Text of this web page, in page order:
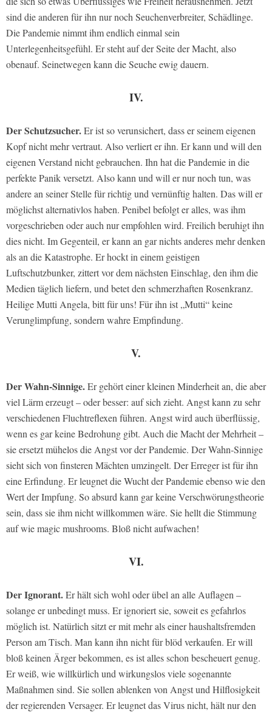
sind die anderen für ihn nur noch Seuchenverbreiter, Schädlinge.
Die Pandemie nimmt ihm endlich einmal sein
Unterlegenheitsgefühl. Er steht auf der Seite der Macht, also
obenauf. Seinetwegen kann die Seuche ewig dauern.
IV.
Der Schutzsucher.Er ist so verunsichert, dass er seinem eigenen
Kopf nicht mehr vertraut. Also verliert er ihn. Er kann und will den
eigenen Verstand nicht gebrauchen. Ihn hat die Pandemie in die
perfekte Panik versetzt. Also kann und will er nur noch tun, was
andere an seiner Stelle für richtig und vernünftig halten. Das will er
möglichst alternativlos haben. Penibel befolgt er alles, was ihm
vorgeschrieben oder auch nur empfohlen wird. Freilich beruhigt ihn
dies nicht. Im Gegenteil, er kann an gar nichts anderes mehr denken
als an die Katastrophe. Er hockt in einem geistigen
Luftschutzbunker, zittert vor dem nächsten Einschlag, den ihm die
Medien täglich liefern, und betet den schmerzhaften Rosenkranz.
Heilige Mutti Angela, bitt für uns! Für ihn ist „Mutti“ keine
Verunglimpfung, sondern wahre Empfindung.
V.
Der Wahn-Sinnige.Er gehört einer kleinen Minderheit an, die aber
viel Lärm erzeugt – oder besser: auf sich zieht. Angst kann zu sehr
verschiedenen Fluchtreflexen führen. Angst wird auch überflüssig,
wenn es gar keine Bedrohung gibt. Auch die Macht der Mehrheit –
sie ersetzt mühelos die Angst vor der Pandemie. Der Wahn-Sinnige
sieht sich von finsteren Mächten umzingelt. Der Erreger ist für ihn
eine Erfindung. Er leugnet die Wucht der Pandemie ebenso wie den
Wert der Impfung. So absurd kann gar keine Verschwörungstheorie
sein, dass sie ihm nicht willkommen wäre. Sie hellt die Stimmung
auf wie magic mushrooms. Bloß nicht aufwachen!
VI.
Der Ignorant.Er hält sich wohl oder übel an alle Auflagen –
solange er unbedingt muss. Er ignoriert sie, soweit es gefahrlos
möglich ist. Natürlich sitzt er mit mehr als einer haushaltsfremden
Person am Tisch. Man kann ihn nicht für blöd verkaufen. Er will
bloß keinen Ärger bekommen, es ist alles schon bescheuert genug.
Er weiß, wie willkürlich und wirkungslos viele sogenannte
Maßnahmen sind. Sie sollen ablenken von Angst und Hilflosigkeit
der regierenden Versager. Er leugnet das Virus nicht, hält nur den